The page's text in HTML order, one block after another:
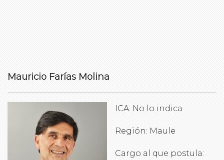
Mauricio Farías Molina
ICA: No lo indica
Región: Maule
Cargo al que postula: